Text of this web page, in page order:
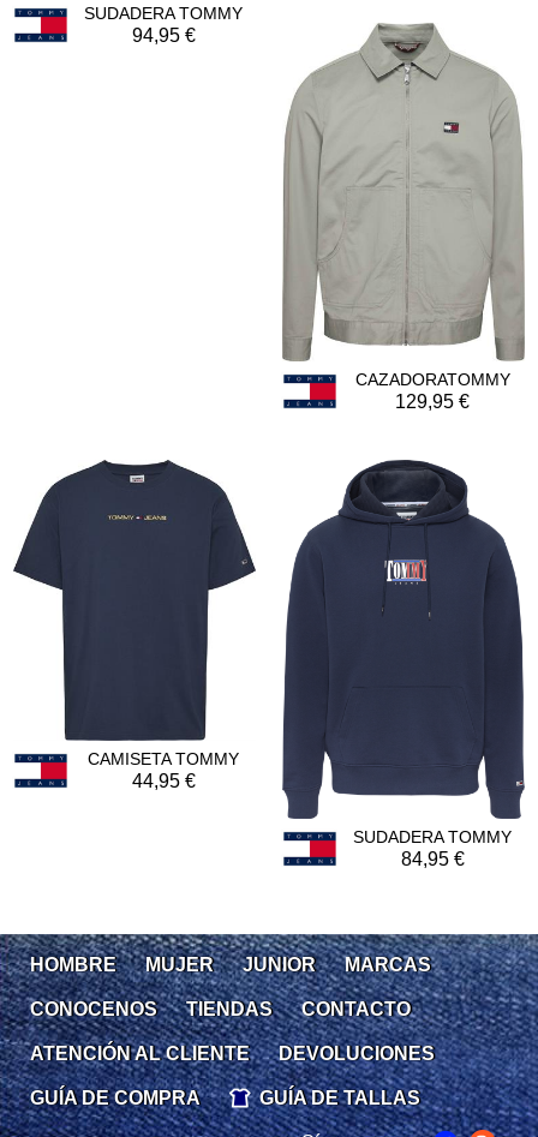
SUDADERA TOMMY
94,95
CAZADORATOMMY
129,95
CAMISETA TOMMY
44,95
SUDADERA TOMMY
84,95
HOMBRE MUJER JUNIOR MARCAS
CONOCENOS TIENDAS CONTACTO
ATENCIÓN AL CLIENTE DEVOLUCIONES
GUÍA DE COMPRA GUÍA DE TALLAS